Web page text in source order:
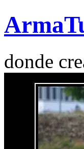
Arma
donde